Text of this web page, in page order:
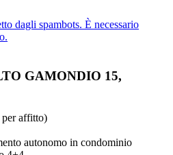
dagli spambots. È necessario
GAMONDIO 15,
per affitto)
autonomo in condominio